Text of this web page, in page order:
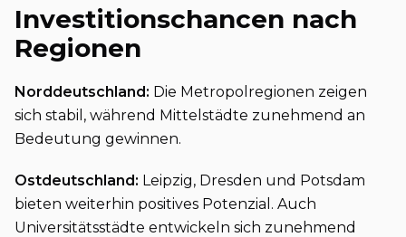
Investitionschancen nach
Regionen
Norddeutschland: Die Metropolregionen zeigen
sich stabil, während Mittelstädte zunehmend an
Bedeutung gewinnen.
Ostdeutschland: Leipzig, Dresden und Potsdam
bieten weiterhin positives Potenzial. Auch
Universitätsstädte entwickeln sich zunehmend